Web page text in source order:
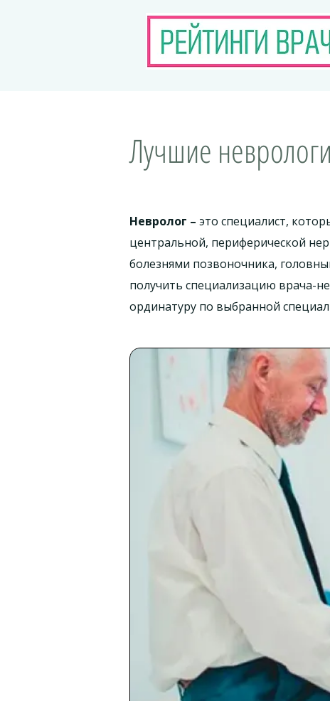
Лучшие
Невролог – это специалист,
центральной, периферической
болезнями позвоночника,
получить специализацию врача-
ординатуру по выбранной